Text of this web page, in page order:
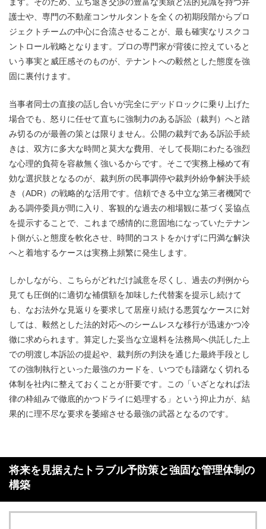
護士や、専門の不動産コンサルタントを全くの初期段階からプロ
ジェクトチームの中心に合流させることが、最も確実なリスクコ
ントロール戦略となります。プロの専門家が背後に控えていると
いう事実と威圧感そのものが、テナントへの毅然とした態度を強
固に裏付けます。
当事者同士の直接の話し合いが完全にデッドロックに乗り上げた
場合でも、怒りに任せて直ちに強制力のある訴訟（裁判）へと踏
み切るのが最善の策とは限りません。公開の裁判である訴訟手続
きは、双方に多大な時間と莫大な費用、そして長期にわたる強烈
な心理的負荷を容赦無く強いるからです。そこで実務上極めて有
効な選択肢となるのが、裁判所の民事調停や裁判外紛争解決手続
き（ADR）の戦略的な活用です。信頼できる中立な第三者機関で
ある調停委員が間に入り、客観的な過去の相場観に基づく妥協点
を提示することで、これまで感情的に意固地になっていたテナン
ト側がふと態度を軟化させ、時間的コストをかけずに円満な解決
へと着地するケースは実務上頻繁に発生します。
しかしながら、こちらがどれだけ誠意を尽くし、過去の判例から
見ても圧倒的に適切な補償額を加味した代替案を提示し続けて
も、なお法外な見返りを要求して居座り続ける悪質なケースに対
しては、毅然とした法的対応へのシームレスな移行が迅速かつ冷
徹に求められます。算定した妥当な立退料を法務局へ供託した上
での明渡し本訴訟の提起や、裁判所の判決を通じた最終手段とし
ての強制執行といった最強のカードを、いつでも躊躇なく切れる
体制を社内に整えておくことが肝要です。この「いざとなれば法
律の枠組みで徹底的かつドライに処理する」という抑止力が、結
果的に理不尽な要求を萎縮させる最強の武器となるのです。
将来を見据えたトラブル予防策と強固な管理体制の
構築